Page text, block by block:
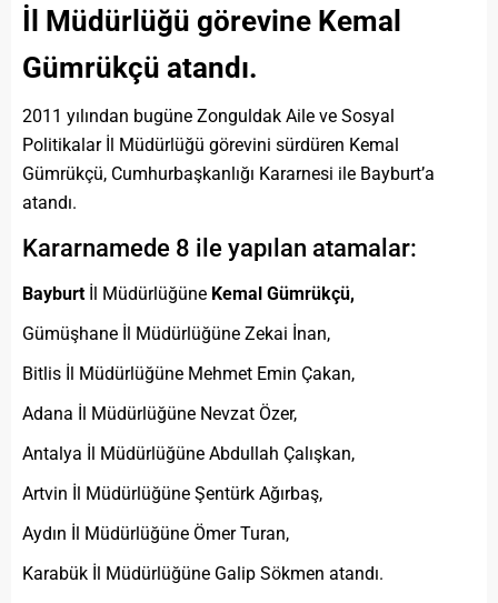
İl Müdürlüğü görevine Kemal
Gümrükçü atandı.
2011 yılından bugüne Zonguldak Aile ve Sosyal
Politikalar İl Müdürlüğü görevini sürdüren Kemal
Gümrükçü, Cumhurbaşkanlığı Kararnesi ile Bayburt’a
atandı.
Kararnamede 8 ile yapılan atamalar:
Bayburt İl Müdürlüğüne Kemal Gümrükçü,
Gümüşhane İl Müdürlüğüne Zekai İnan,
Bitlis İl Müdürlüğüne Mehmet Emin Çakan,
Adana İl Müdürlüğüne Nevzat Özer,
Antalya İl Müdürlüğüne Abdullah Çalışkan,
Artvin İl Müdürlüğüne Şentürk Ağırbaş,
Aydın İl Müdürlüğüne Ömer Turan,
Karabük İl Müdürlüğüne Galip Sökmen atandı.